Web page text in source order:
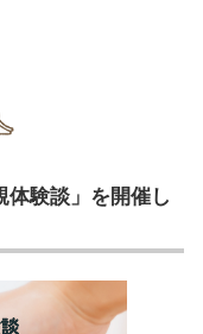
体験談」を開催し